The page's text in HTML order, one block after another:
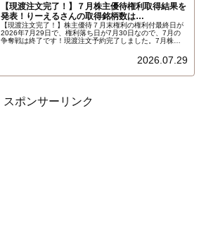
【現渡注文完了！】７月株主優待権利取得結果を
発表！りーえるさんの取得銘柄数は…
【現渡注文完了！】株主優待７月末権利の権利付最終日が
2026年7月29日で、権利落ち日が7月30日なので、7月の
争奪戦は終了です！現渡注文予約完了しました。7月株主
2026.07.29
スポンサーリンク